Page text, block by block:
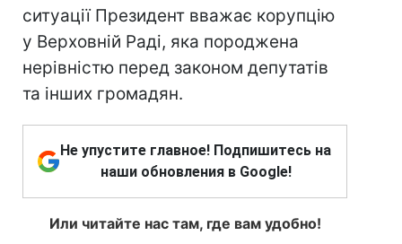
ситуації Президент вважає корупцію
у Верховній Раді, яка породжена
нерівністю перед законом депутатів
та інших громадян.
Не упустите главное! Подпишитесь на
наши обновления в Google!
Или читайте нас там, где вам удобно!